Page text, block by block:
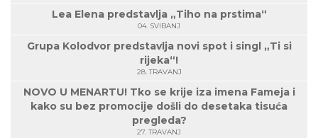
Lea Elena predstavlja „Tiho na prstima“
04. SVIBANJ
Grupa Kolodvor predstavlja novi spot i singl „Ti si
rijeka“!
28. TRAVANJ
NOVO U MENARTU! Tko se krije iza imena Fameja i
kako su bez promocije došli do desetaka tisuća
pregleda?
27. TRAVANJ